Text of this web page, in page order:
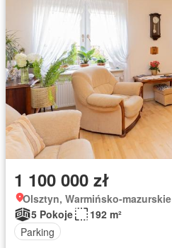
1 100 000 zł
Olsztyn, Warmińsko-mazurskie
5 Pokoje
192 m²
Parking